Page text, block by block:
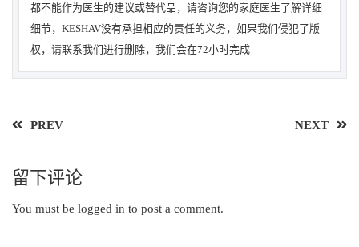
都不能作为医生的建议或替代品，请咨询您的家庭医生了解详细
细节，KESHAV没有承担相应的责任的义务，如果我们侵犯了版
权，请联系我们进行删除，我们会在72小时完成
PREV NEXT
留下评论
You must be logged in to post a comment.